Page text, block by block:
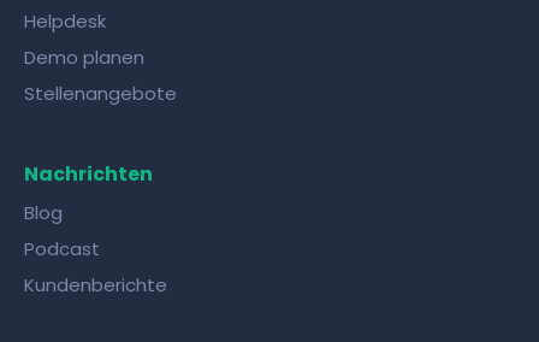
Helpdesk
Demo planen
Stellenangebote
Nachrichten
Blog
Podcast
Kundenberichte